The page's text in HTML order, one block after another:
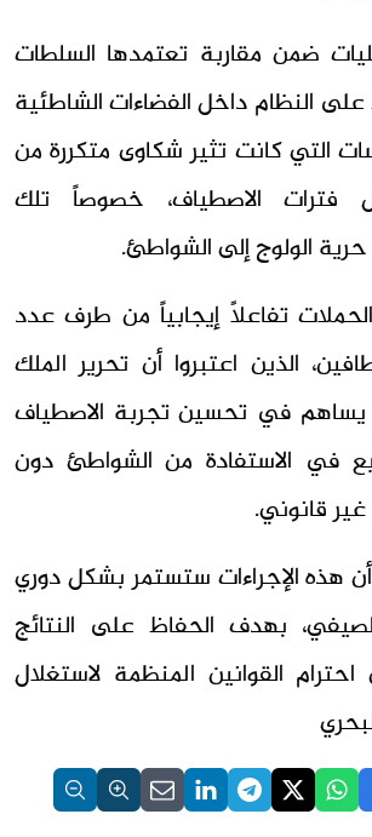
ضمن مقاربة تعتمدها السلطات
على النظام داخل الفضاءات الشاطئية
التي كانت تثير شكاوى متكررة من
فترات الاصطياف، خصوصاً تلك
الولوج إلى الشواطئ.
تفاعلاً إيجابياً من طرف عدد
الذين اعتبروا أن تحرير الملك
يساهم في تحسين تجربة الاصطياف
في الاستفادة من الشواطئ دون
قانوني.
هذه الإجراءات ستستمر بشكل دوري
بهدف الحفاظ على النتائج
القوانين المنظمة لاستغلال